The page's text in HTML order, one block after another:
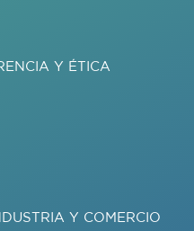
Y ÉTICA
Y COMERCIO